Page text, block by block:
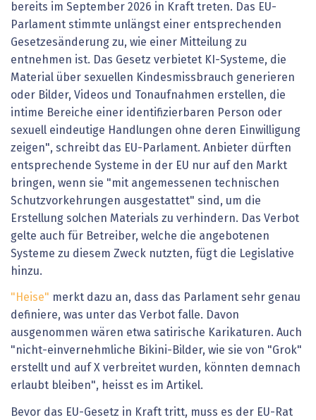
bereits im September 2026 in Kraft treten. Das EU-
Parlament stimmte unlängst einer entsprechenden
Gesetzesänderung zu, wie einer Mitteilung zu
entnehmen ist. Das Gesetz verbietet KI-Systeme, die
Material über sexuellen Kindesmissbrauch generieren
oder Bilder, Videos und Tonaufnahmen erstellen, die
intime Bereiche einer identifizierbaren Person oder
sexuell eindeutige Handlungen ohne deren Einwilligung
zeigen", schreibt das EU-Parlament. Anbieter dürften
entsprechende Systeme in der EU nur auf den Markt
bringen, wenn sie "mit angemessenen technischen
Schutzvorkehrungen ausgestattet" sind, um die
Erstellung solchen Materials zu verhindern. Das Verbot
gelte auch für Betreiber, welche die angebotenen
Systeme zu diesem Zweck nutzten, fügt die Legislative
hinzu.
"Heise" merkt dazu an, dass das Parlament sehr genau
definiere, was unter das Verbot falle. Davon
ausgenommen wären etwa satirische Karikaturen. Auch
"nicht-einvernehmliche Bikini-Bilder, wie sie von "Grok"
erstellt und auf X verbreitet wurden, könnten demnach
erlaubt bleiben", heisst es im Artikel.
Bevor das EU-Gesetz in Kraft tritt, muss es der EU-Rat